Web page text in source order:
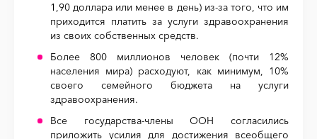
1,90 доллара или менее в день) из-за того, что им
приходится платить за услуги здравоохранения
из своих собственных средств.
Более 800 миллионов человек (почти 12%
населения мира) расходуют, как минимум, 10%
своего семейного бюджета на услуги
здравоохранения.
Все государства-члены ООН согласились
приложить усилия для достижения всеобщего